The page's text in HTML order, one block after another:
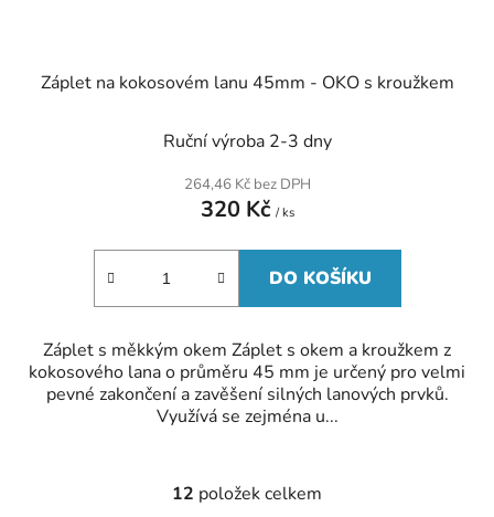
Záplet na kokosovém lanu 45mm - OKO s kroužkem
Ruční výroba 2-3 dny
264,46 Kč bez DPH
320 Kč / ks
DO KOŠÍKU
Záplet s měkkým okem Záplet s okem a kroužkem z
kokosového lana o průměru 45 mm je určený pro velmi
pevné zakončení a zavěšení silných lanových prvků.
Využívá se zejména u...
O
12 položek celkem